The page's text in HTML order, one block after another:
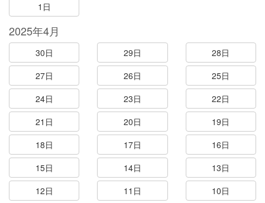
1日
2025年4月
30日 29日
28日
27日
26日
25日
24日
23日
22日
21日
20日
19日
18日
17日
16日
15日
14日
13日
12日
11日
10日